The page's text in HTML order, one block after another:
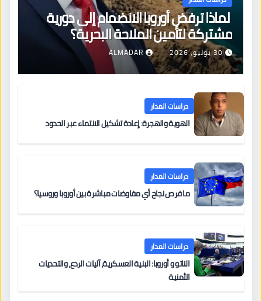
لماذا ترفض أوروبا الانضمام إلى دورية
مشتركة لتأمين الملاحة البحرية؟
30 يوليو، 2026 ALMADAR
دراسات المدار
الهوية والهجرة: إعادة تشكيل الانتماء عبر الحدود
دراسات المدار
ما فرص نجاح أي مفاوضات مباشرة بين أوروبا وروسيا؟
دراسات المدار
الناتو و أوروبا: البنية العسكرية، آليات الردع، والتحديات
الأمنية